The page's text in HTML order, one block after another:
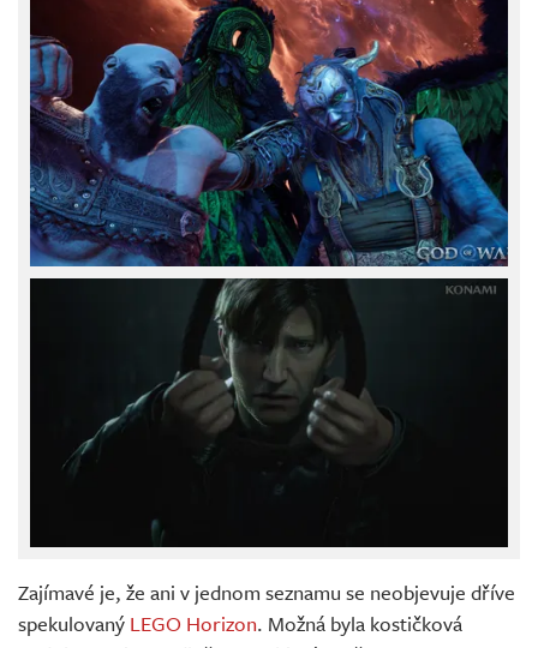
Zajímavé je, že ani v jednom seznamu se neobjevuje dříve
spekulovaný LEGO Horizon. Možná byla kostičková